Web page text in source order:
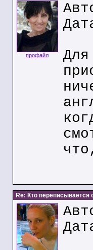
профайл
Re: Кто переписывается